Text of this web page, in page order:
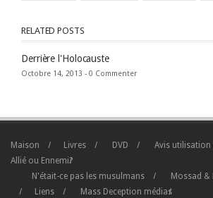
RELATED POSTS
Derrière l'Holocauste
Octobre 14, 2013 - 0 Commenter
Maison Livres DVD Avis utilisation
Allié ou Ennemi?
N'était-ce pas les musulmans
Mossad &
Liens
Mass Deception médias